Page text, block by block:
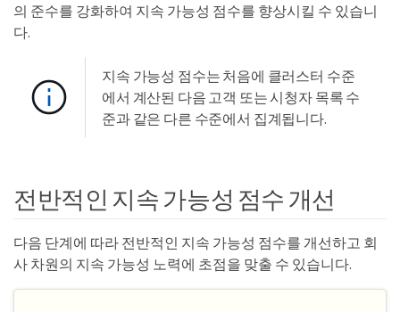
의 준수를 강화하여 지속 가능성 점수를 향상시킬 수 있습니
다.
지속 가능성 점수는 처음에 클러스터 수준
에서 계산된 다음 고객 또는 시청자 목록 수
준과 같은 다른 수준에서 집계됩니다.
전반적인 지속 가능성 점수 개선
다음 단계에 따라 전반적인 지속 가능성 점수를 개선하고 회
사 차원의 지속 가능성 노력에 초점을 맞출 수 있습니다.